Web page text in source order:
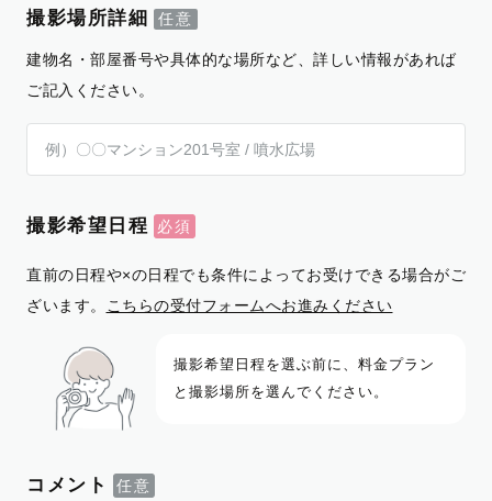
撮影場所詳細
建物名・部屋番号や具体的な場所など、詳しい情報があれば
ご記入ください。
撮影希望日程
直前の日程や×の日程でも条件によってお受けできる場合がご
ざいます。
こちらの受付フォームへお進みください
撮影希望日程を選ぶ前に、料金プラン
と撮影場所を選んでください。
コメント